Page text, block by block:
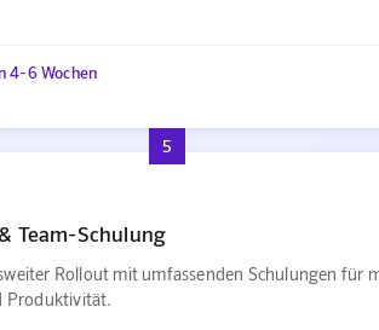
4-6 Wochen
5
Team-Schulung
Rollout mit umfassenden Schulungen für
Produktivität.